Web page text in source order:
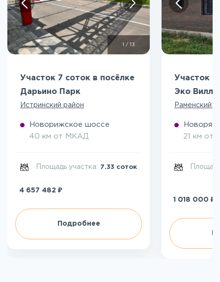
/ 13
Участок 7 соток в посёлке
Дарьино Парк
Истринский район
Новорижское шоссе
40 км от МКАД
Площадь участка: 7.33 соток
4 657 482 ₽
Подробнее
Участок 5
Эко
Раменский
21 км от
1 018 000 ₽